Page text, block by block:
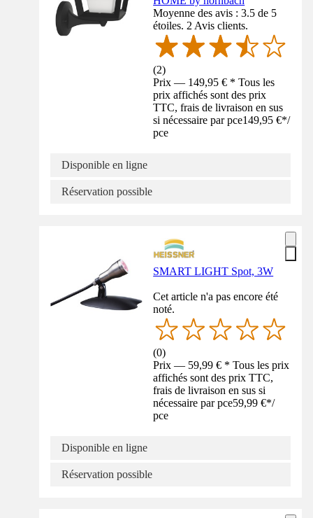
Moyenne des avis : 3.5 de 5
étoiles. 2 Avis clients.
(2)
Prix — 149,95 € * Tous les
prix affichés sont des prix
TTC, frais de livraison en sus
si nécessaire par pce149,95 €*/
pce
Disponible en ligne
Réservation possible
SMART LIGHT Spot, 3W
Cet article n'a pas encore été
noté.
(0)
Prix — 59,99 € * Tous les prix
affichés sont des prix TTC,
frais de livraison en sus si
nécessaire par pce59,99 €*/
pce
Disponible en ligne
Réservation possible